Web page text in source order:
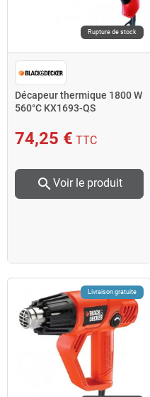
Rupture de stock
Décapeur thermique 1800 W
560°C KX1693-QS
74,25 € TTC
search Voir le produit
Livraison gratuite